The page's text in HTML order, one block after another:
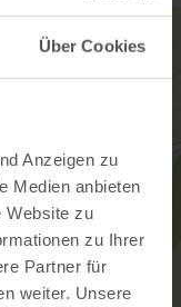
Über Cookies
Anzeigen zu
Medien anbieten
Website zu
zu Ihrer
Partner für
weiter. Unsere